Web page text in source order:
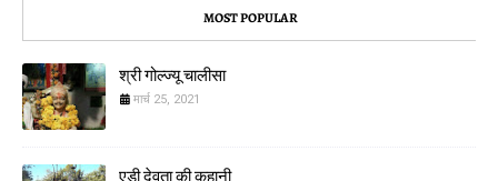
MOST POPULAR
श्री गोल्ज्यू चालीसा
मार्च 25, 2021
एड़ी देवता की कहानी